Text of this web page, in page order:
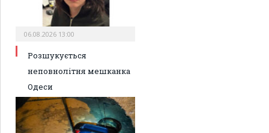
06.08.2026 13:00
Розшукується
неповнолітня мешканка
Одеси